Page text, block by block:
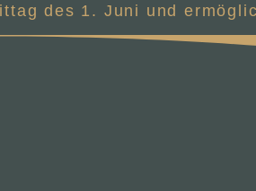
des 1. Juni und